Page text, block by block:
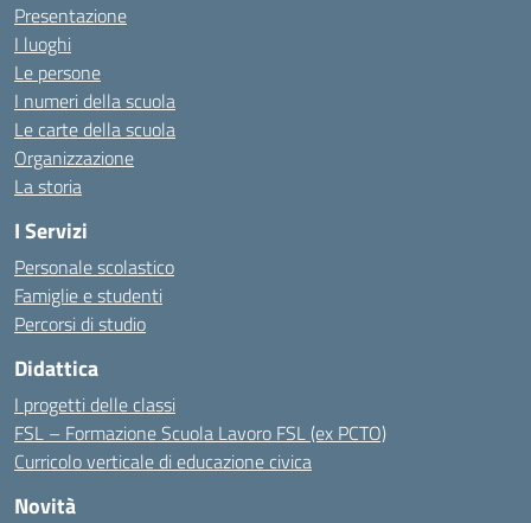
Presentazione
I luoghi
Le persone
I numeri della scuola
Le carte della scuola
Organizzazione
La storia
I Servizi
Personale scolastico
Famiglie e studenti
Percorsi di studio
Didattica
I progetti delle classi
FSL – Formazione Scuola Lavoro FSL (ex PCTO)
Curricolo verticale di educazione civica
Novità